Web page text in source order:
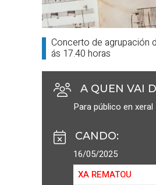
Concerto de agrupación
ás 17.40 horas
A QUEN VAI
Para público en xeral
CANDO:
16/05/2025
XA REMATOU